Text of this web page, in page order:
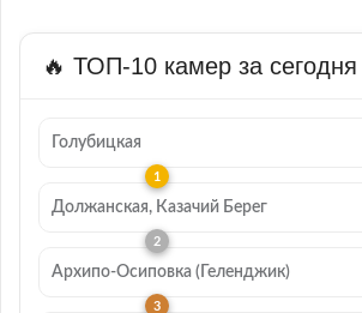
🔥 ТОП-10 камер за сегодня
Голубицкая
Должанская, Казачий Берег
Архипо-Осиповка (Геленджик)